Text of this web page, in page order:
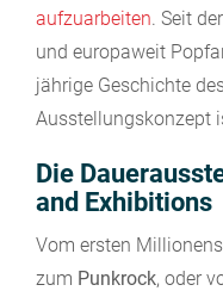
aufzuarbeiten. Seit
und europaweit
jährige Geschichte
Ausstellungskonzept
Die
and Exhibitions
Vom ersten
zum Punkrock, oder